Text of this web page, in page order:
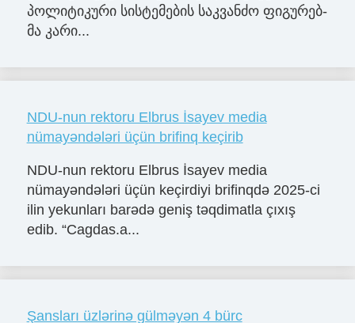
პო­ლი­ტი­კუ­რი სის­ტე­მე­ბის საკ­ვან­ძო ფი­გუ­რებ­
მა კა­რი...
NDU-nun rektoru Elbrus İsayev media
nümayəndələri üçün brifinq keçirib
NDU-nun rektoru Elbrus İsayev media
nümayəndələri üçün keçirdiyi brifinqdə 2025-ci
ilin yekunları barədə geniş təqdimatla çıxış
edib. “Cagdas.a...
Şansları üzlərinə gülməyən 4 bürc